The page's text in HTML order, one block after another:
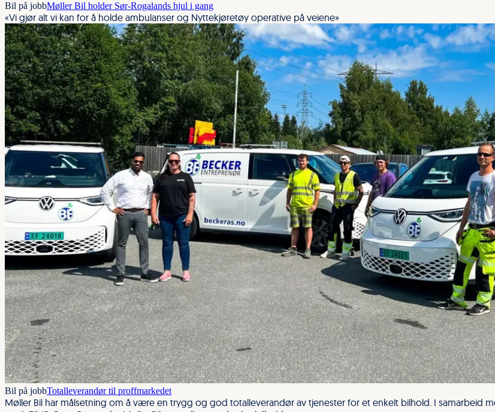
Bil på jobbMøller Bil holder Sør-Rogalands hjul i gang
«Vi gjør alt vi kan for å holde ambulanser og Nyttekjøretøy operative på veiene»
Bil på jobbTotalleverandør til proffmarkedet
Møller Bil har målsetning om å være en trygg og god totalleverandør av tjenester for et enkelt bilhold. I samarbeid